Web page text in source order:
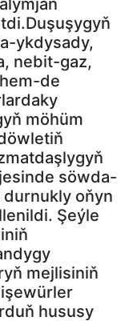
ykdysady,
nebit-gaz,
de
möhüm
söwda-
oňyn
Şeýle
mejlisiniň
hususy